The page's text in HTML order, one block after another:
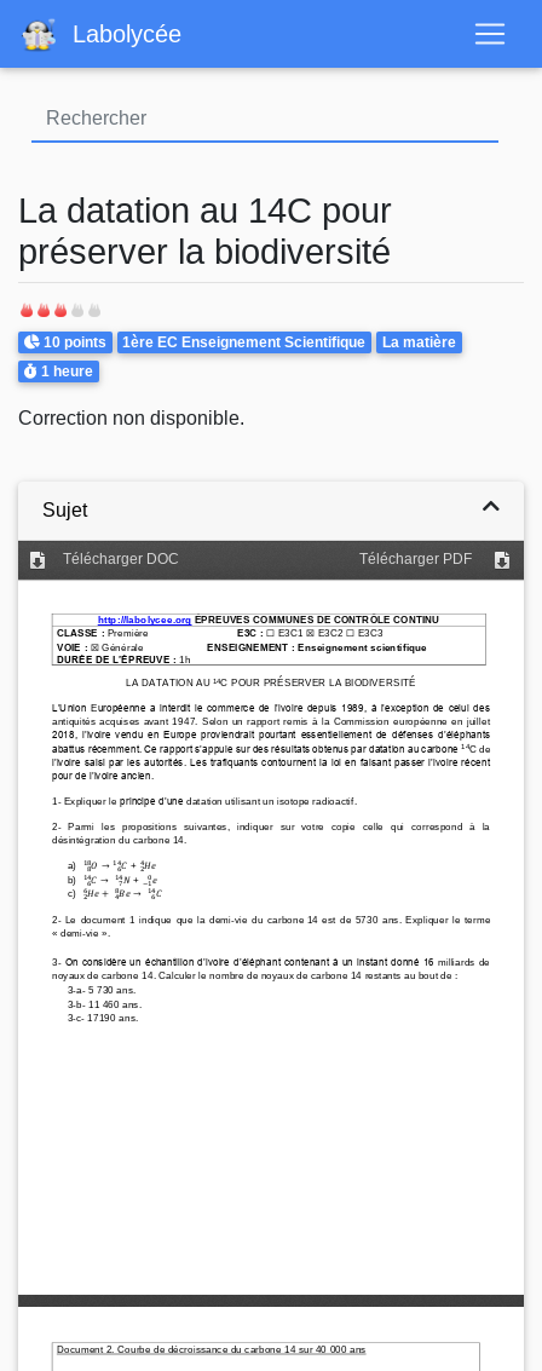
contenu
Labolycée
La datation au 14C pour
préserver la biodiversité
Points
10 points Theme
1ère EC Enseignement Scientifique La matière
Durée
1 heure
Correction non disponible.
Sujet